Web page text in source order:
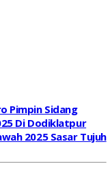
Pimpin Sidang
Di Dodiklatpur
2025 Sasar Tujuh